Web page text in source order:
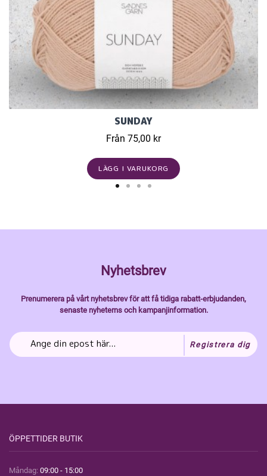
SUNDAY
Från 75,00 kr
LÄGG I VARUKORG
Nyhetsbrev
Prenumerera på vårt nyhetsbrev för att få tidiga rabatt-erbjudanden,
senaste nyheterns och kampanjinformation.
Registrera dig
ÖPPETTIDER BUTIK
Måndag: 09:00 - 15:00